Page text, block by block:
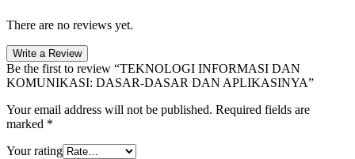
There are no reviews yet.
Write a Review
Be the first to review “TEKNOLOGI INFORMASI DAN
KOMUNIKASI: DASAR-DASAR DAN APLIKASINYA”
Your email address will not be published. Required fields are
marked *
Your rating